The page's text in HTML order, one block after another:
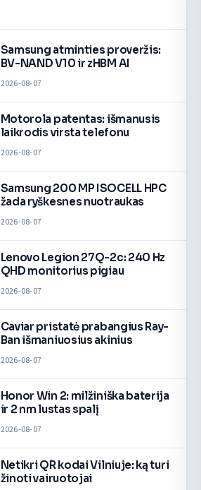
Samsung atminties proveržis:
BV-NAND V10 ir zHBM AI
2026-08-07
Motorola patentas: išmanusis
laikrodis virsta telefonu
2026-08-07
Samsung 200 MP ISOCELL HPC
žada ryškesnes nuotraukas
2026-08-07
Lenovo Legion 27Q-2c: 240 Hz
QHD monitorius pigiau
2026-08-07
Caviar pristatė prabangius Ray-
Ban išmaniuosius akinius
2026-08-07
Honor Win 2: milžiniška baterija
ir 2 nm lustas spalį
2026-08-07
Netikri QR kodai Vilniuje: ką turi
žinoti vairuotojai